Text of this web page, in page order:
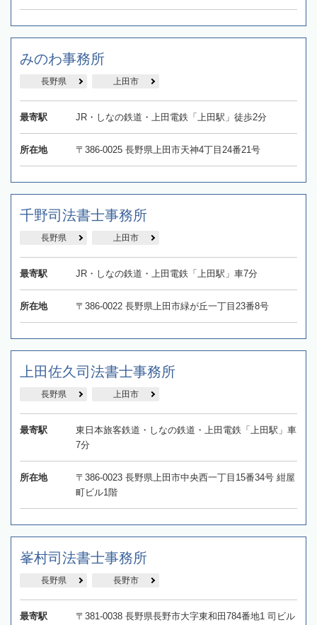
みのわ事務所
長野県 上田市
最寄駅 JR・しなの鉄道・上田電鉄「上田駅」徒歩2分
所在地 〒386-0025 長野県上田市天神4丁目24番21号
千野司法書士事務所
長野県 上田市
最寄駅 JR・しなの鉄道・上田電鉄「上田駅」車7分
所在地 〒386-0022 長野県上田市緑が丘一丁目23番8号
上田佐久司法書士事務所
長野県 上田市
最寄駅
東日本旅客鉄道・しなの鉄道・上田電鉄「上田駅」車
7分
所在地
〒386-0023 長野県上田市中央西一丁目15番34号 紺屋
町ビル1階
峯村司法書士事務所
長野県 長野市
最寄駅
〒381-0038 長野県長野市大字東和田784番地1 司ビル